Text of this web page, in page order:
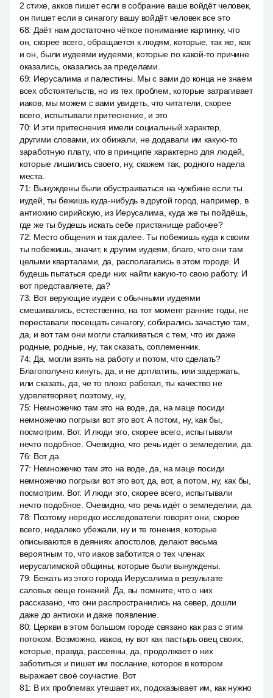
2 стихе, акков пишет если в собрание ваше войдёт человек,
он пишет если в синагогу вашу войдёт человек все это
68: Даёт нам достаточно чёткое понимание картинку, что
он, скорее всего, обращается к людям, которые, так же, как
и он, были иудеями иудеями, которые по какой-то причине
оказались, оказались за пределами.
69: Иерусалима и палестины. Мы с вами до конца не знаем
всех обстоятельств, но из тех проблем, которые затрагивает
иаков, мы можем с вами увидеть, что читатели, скорее
всего, испытывали притеснение, и это
70: И эти притеснения имели социальный характер,
другими словами, их обижали, не додавали им какую-то
заработную плату, что в принципе характерно для людей,
которые лишились своего, ну, скажем так, родного надела
места.
71: Вынуждены были обустраиваться на чужбине если ты
иудей, ты бежишь куда-нибудь в другой город, например, в
антиохию сирийскую, из Иерусалима, куда же ты пойдёшь,
где же ты будешь искать себе пристанище рабочее?
72: Место общения и так далее. Ты побежишь куда к своим
ты побежишь, значит, к другим иудеям, благо, что они там
целыми кварталами, да, располагались в этом городе. И
будешь пытаться среди них найти какую-то свою работу. И
вот представляете, да?
73: Вот верующие иудеи с обычными иудеями
смешивались, естественно, на тот момент ранние годы, не
переставали посещать синагогу, собирались зачастую там,
да, и вот там они могли сталкиваться с тем, что их даже
родные, родные, ну, так сказать, соплеменник.
74: Да, могли взять на работу и потом, что сделать?
Благополучно кинуть, да, и не доплатить, или задержать,
или сказать, да, че то плохо работал, ты качество не
удовлетворяет, поэтому, ну,
75: Немножечко там это на воде, да, на маце посиди
немножечко погрызи вот это вот. А потом, ну, как бы,
посмотрим. Вот. И люди это, скорее всего, испытывали
нечто подобное. Очевидно, что речь идёт о земледелии, да.
76: Вот да.
77: Немножечко там это на воде, да, на маце посиди
немножечко погрызи вот это вот, да, вот, а потом, ну, как бы,
посмотрим. Вот. И люди это, скорее всего, испытывали
нечто подобное. Очевидно, что речь идёт о земледелии, да.
78: Поэтому нередко исследователи говорят они, скорее
всего, недалеко убежали, ну и те гонения, которые
описываются в деяниях апостолов, делают весьма
вероятным то, что иаков заботится о тех членах
иерусалимской общины, которые были вынуждены.
79: Бежать из этого города Иерусалима в результате
саловых ееще гонений. Да, вы помните, что о них
рассказано, что они распространились на север, дошли
даже до антиохи и даже появление.
80: Церкви в этом большом городе связано как раз с этим
потоком. Возможно, иаков, ну вот как пастырь овец своих,
которые, правда, рассеяны, да, продолжает о них
заботиться и пишет им послание, которое в котором
выражает своё соучастие. Вот
81: В их проблемах утешает их, подсказывает им, как нужно